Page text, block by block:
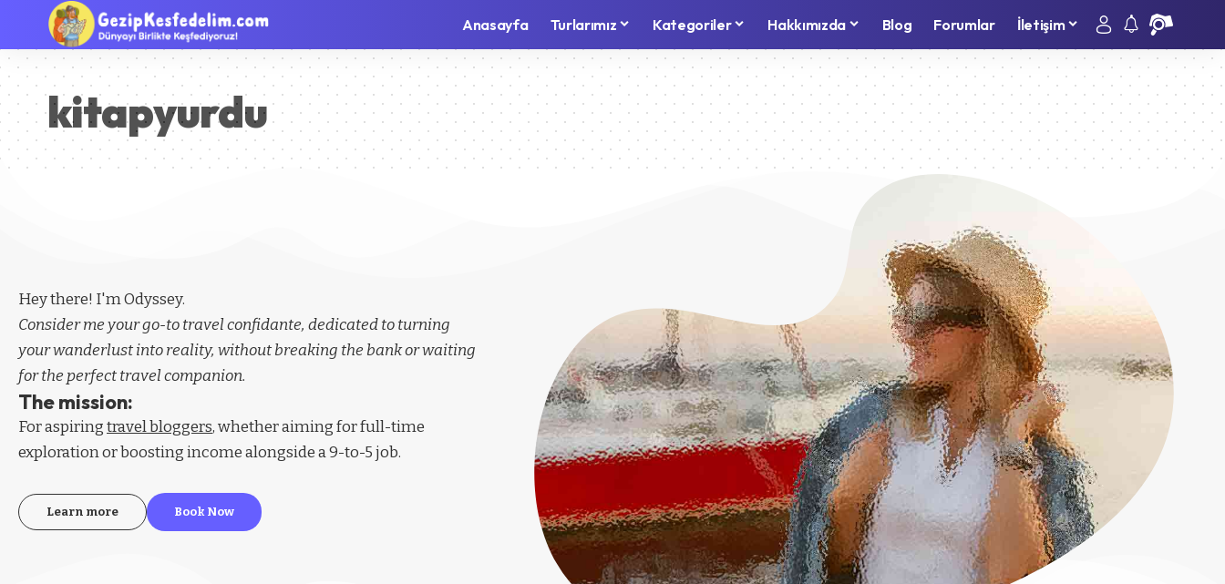
Anasayfa Turlarımız Kategoriler Hakkımızda Blog Forumlar İletişim
kitapyurdu
Hey there! I'm Odyssey.
Consider me your go-to travel confidante, dedicated to turning
your wanderlust into reality, without breaking the bank or waiting
for the perfect travel companion.
The mission:
For aspiringtravel bloggers, whether aiming for full-time
exploration or boosting income alongside a 9-to-5 job.
Learn more Book Now